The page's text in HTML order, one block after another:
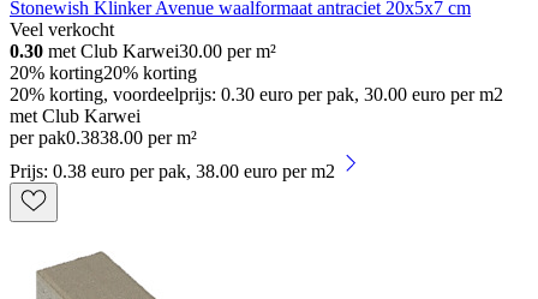
Stonewish Klinker Avenue waalformaat antraciet 20x5x7 cm
Veel verkocht
0.30 met Club Karwei30.00 per m²
20% korting20% korting
20% korting, voordeelprijs: 0.30 euro per pak, 30.00 euro per m2
met Club Karwei
per pak0.3838.00 per m²
Prijs: 0.38 euro per pak, 38.00 euro per m2